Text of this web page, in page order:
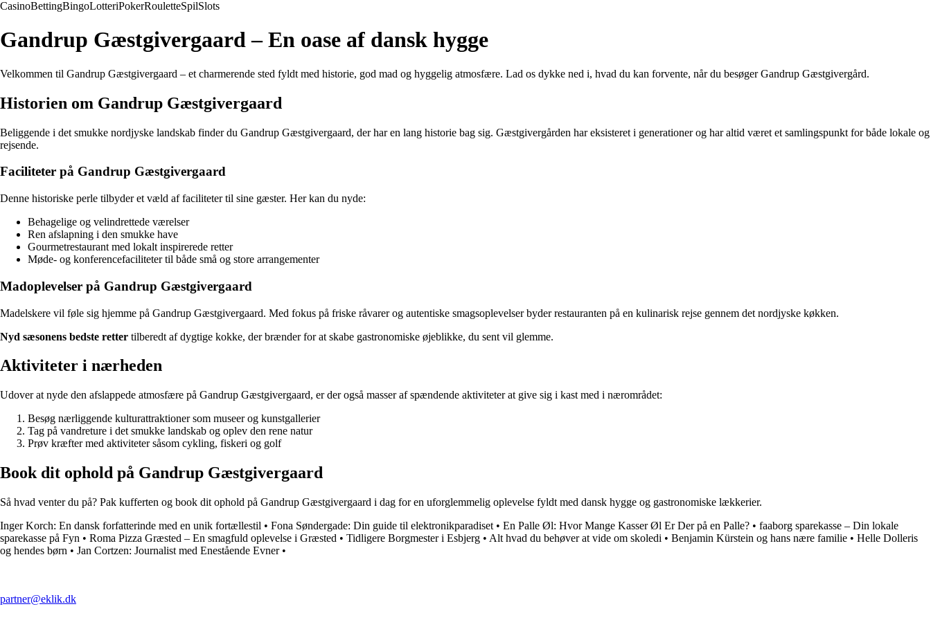
CasinoBettingBingoLotteriPokerRouletteSpilSlots
Gandrup Gæstgivergaard – En oase af dansk hygge
Velkommen til Gandrup Gæstgivergaard – et charmerende sted fyldt med historie, god mad og hyggelig atmosfære. Lad os dykke ned i, hvad du kan forvente, når du besøger Gandrup Gæstgivergård.
Historien om Gandrup Gæstgivergaard
Beliggende i det smukke nordjyske landskab finder du Gandrup Gæstgivergaard, der har en lang historie bag sig. Gæstgivergården har eksisteret i generationer og har altid været et samlingspunkt for både lokale og
rejsende.
Faciliteter på Gandrup Gæstgivergaard
Denne historiske perle tilbyder et væld af faciliteter til sine gæster. Her kan du nyde:
Behagelige og velindrettede værelser
Ren afslapning i den smukke have
Gourmetrestaurant med lokalt inspirerede retter
Møde- og konferencefaciliteter til både små og store arrangementer
Madoplevelser på Gandrup Gæstgivergaard
Madelskere vil føle sig hjemme på Gandrup Gæstgivergaard. Med fokus på friske råvarer og autentiske smagsoplevelser byder restauranten på en kulinarisk rejse gennem det nordjyske køkken.
Nyd sæsonens bedste retter tilberedt af dygtige kokke, der brænder for at skabe gastronomiske øjeblikke, du sent vil glemme.
Aktiviteter i nærheden
Udover at nyde den afslappede atmosfære på Gandrup Gæstgivergaard, er der også masser af spændende aktiviteter at give sig i kast med i nærområdet:
Besøg nærliggende kulturattraktioner som museer og kunstgallerier
Tag på vandreture i det smukke landskab og oplev den rene natur
Prøv kræfter med aktiviteter såsom cykling, fiskeri og golf
Book dit ophold på Gandrup Gæstgivergaard
Så hvad venter du på? Pak kufferten og book dit ophold på Gandrup Gæstgivergaard i dag for en uforglemmelig oplevelse fyldt med dansk hygge og gastronomiske lækkerier.
Inger Korch: En dansk forfatterinde med en unik fortællestil • Fona Søndergade: Din guide til elektronikparadiset • En Palle Øl: Hvor Mange Kasser Øl Er Der på en Palle? • faaborg sparekasse – Din lokale
sparekasse på Fyn • Roma Pizza Græsted – En smagfuld oplevelse i Græsted • Tidligere Borgmester i Esbjerg • Alt hvad du behøver at vide om skoledi • Benjamin Kürstein og hans nære familie • Helle Dolleris
og hendes børn • Jan Cortzen: Journalist med Enestående Evner•
partner@eklik.dk